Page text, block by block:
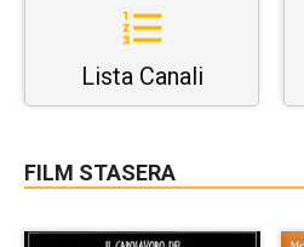
Lista Canali
FILM STASERA